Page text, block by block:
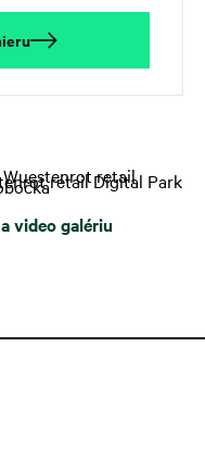
video galériu